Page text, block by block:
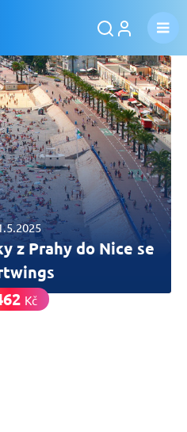
z Prahy do Nice se
Kč